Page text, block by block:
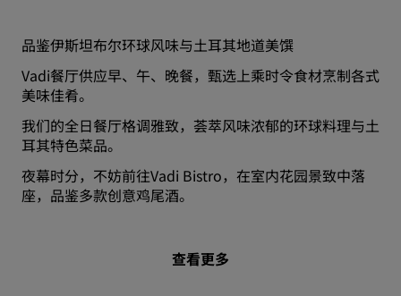
品鉴伊斯坦布尔环球风味与土耳其地道美馔
Vadi餐厅供应早、午、晚餐，甄选上乘时令食材烹制各式
美味佳肴。
我们的全日餐厅格调雅致，荟萃风味浓郁的环球料理与土
耳其特色菜品。
夜幕时分，不妨前往Vadi Bistro，在室内花园景致中落
座，品鉴多款创意鸡尾酒。
查看更多